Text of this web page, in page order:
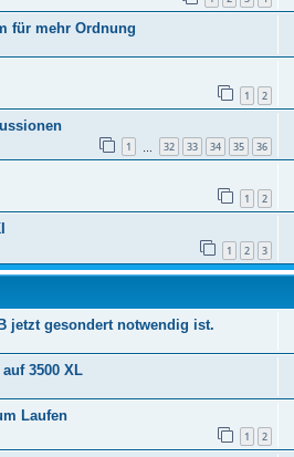
für mehr Ordnung
1 2
1 32 33 34 35 36
1 2
1 2 3
jetzt gesondert notwendig ist.
3500 XL
Laufen
1 2